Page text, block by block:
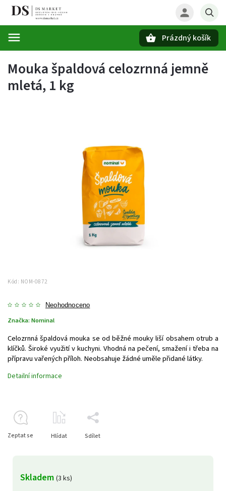
Prázdný košík
Mouka špaldová celozrnná jemně
mletá, 1 kg
Kód: NOM-0872
Neohodnoceno
Značka: Nominal
Skladem (3 ks)
Celozrnná špaldová mouka se od běžné mouky liší obsahem otrub a
klíčků. Široké využití v kuchyni. Vhodná na pečení, smažení i třeba na
přípravu vařených příloh. Neobsahuje žádné uměle přidané látky.
Detailní informace
Zeptat se Hlídat Sdílet